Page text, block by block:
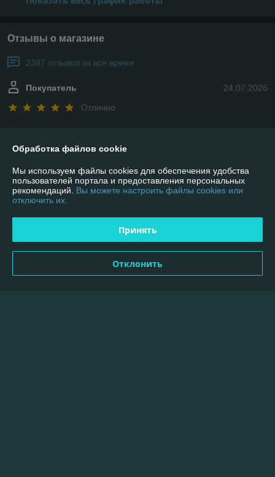
Отзывы о магазине
2387 отзывов за всё время
24.07.2026
Покупатель
Отлично
19.07.2026
Евгений
Отлично
Показать все отзывы
Обработка файлов cookie
Мы используем файлы cookies для обеспечения удобства
пользователей портала и предоставления персональных
рекомендаций. Вы можете настроить файлы cookies или
отключить их.
Принять
Отклонить